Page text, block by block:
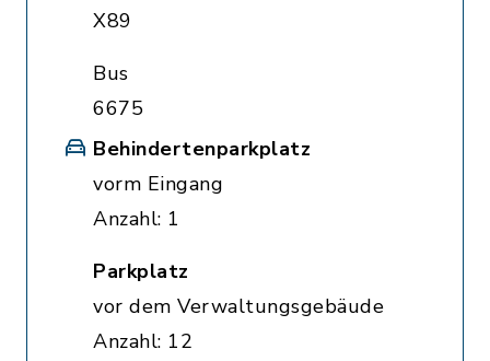
X89
Bus
6675
Behindertenparkplatz
vorm Eingang
Anzahl: 1
Parkplatz
vor dem Verwaltungsgebäude
Anzahl: 12